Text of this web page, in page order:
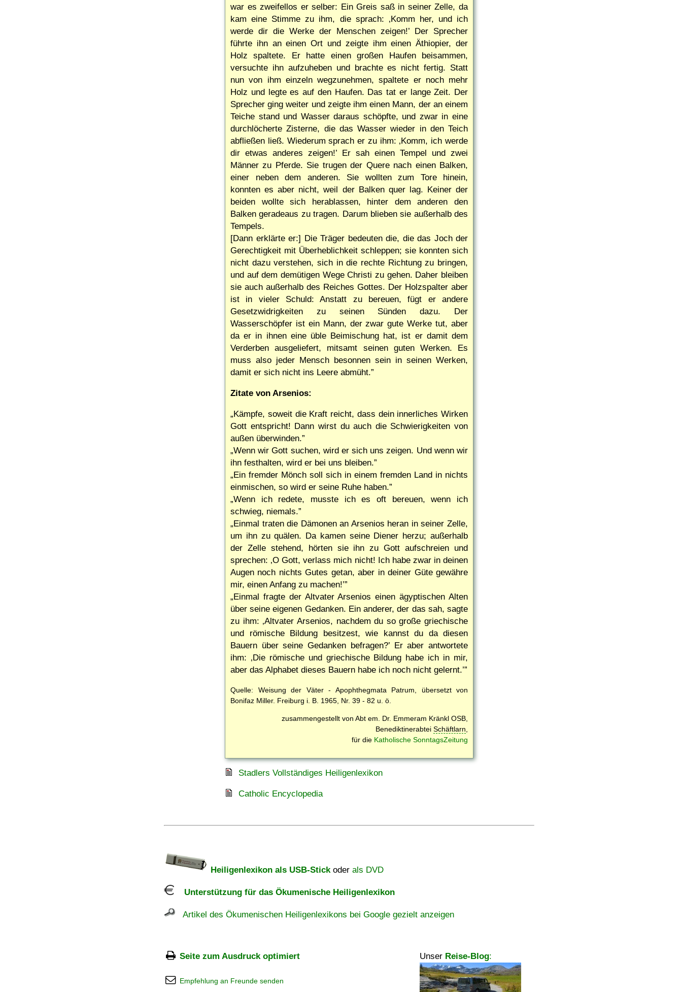
war es zweifellos er selber: Ein Greis saß in seiner Zelle, da
kam eine Stimme zu ihm, die sprach:
Komm her, und ich
werde dir die Werke der Menschen zeigen!
Der Sprecher
führte ihn an einen Ort und zeigte ihm einen Äthiopier, der
Holz spaltete. Er hatte einen großen Haufen beisammen,
versuchte ihn aufzuheben und brachte es nicht fertig. Statt
nun von ihm einzeln wegzunehmen, spaltete er noch mehr
Holz und legte es auf den Haufen. Das tat er lange Zeit. Der
Sprecher ging weiter und zeigte ihm einen Mann, der an einem
Teiche stand und Wasser daraus schöpfte, und zwar in eine
durchlöcherte Zisterne, die das Wasser wieder in den Teich
abfließen ließ. Wiederum sprach er zu ihm: Komm, ich werde
dir etwas anderes zeigen!
Er sah einen Tempel und zwei
Männer zu Pferde. Sie trugen der Quere nach einen Balken,
einer neben dem anderen. Sie wollten zum Tore hinein,
konnten es aber nicht, weil der Balken quer lag. Keiner der
beiden wollte sich herablassen, hinter dem anderen den
Balken geradeaus zu tragen. Darum blieben sie außerhalb des
Tempels.
[Dann erklärte er:] Die Träger bedeuten die, die das Joch der
Gerechtigkeit mit Überheblichkeit schleppen; sie konnten sich
nicht dazu verstehen, sich in die rechte Richtung zu bringen,
und auf dem demütigen Wege Christi zu gehen. Daher bleiben
sie auch außerhalb des Reiches Gottes. Der Holzspalter aber
ist in vieler Schuld: Anstatt zu bereuen, fügt er andere
Gesetzwidrigkeiten zu seinen Sünden dazu. Der
Wasserschöpfer ist ein Mann, der zwar gute Werke tut, aber
da er in ihnen eine üble Beimischung hat, ist er damit dem
Verderben ausgeliefert, mitsamt seinen guten Werken. Es
muss also jeder Mensch besonnen sein in seinen Werken,
damit er sich nicht ins Leere abmüht.
Zitate von Arsenios:
Kämpfe, soweit die Kraft reicht, dass dein innerliches Wirken
Gott entspricht! Dann wirst du auch die Schwierigkeiten von
außen überwinden.
Wenn wir Gott suchen, wird er sich uns zeigen. Und wenn wir
ihn festhalten, wird er bei uns bleiben.
Ein fremder Mönch soll sich in einem fremden Land in nichts
einmischen, so wird er seine Ruhe haben.
Wenn ich redete, musste ich es oft bereuen, wenn ich
schwieg, niemals.
Einmal traten die Dämonen an Arsenios heran in seiner Zelle,
um ihn zu quälen. Da kamen seine Diener herzu; außerhalb
der Zelle stehend, hörten sie ihn zu Gott aufschreien und
sprechen: O Gott, verlass mich nicht! Ich habe zwar in deinen
Augen noch nichts Gutes getan, aber in deiner Güte gewähre
mir, einen Anfang zu machen!
Einmal fragte der Altvater Arsenios einen ägyptischen Alten
über seine eigenen Gedanken. Ein anderer, der das sah, sagte
zu ihm: Altvater Arsenios, nachdem du so große griechische
und römische Bildung besitzest, wie kannst du da diesen
Bauern über seine Gedanken befragen?Er aber antwortete
ihm:
Die römische und griechische Bildung habe ich in mir,
aber das Alphabet dieses Bauern habe ich noch nicht gelernt.
Quelle: Weisung der Väter - Apophthegmata Patrum, übersetzt von
Bonifaz Miller. Freiburg i. B. 1965, Nr. 39 - 82 u. ö.
zusammengestellt von Abt em. Dr. Emmeram Kränkl OSB,
Benediktinerabtei Schäftlarn,
für die Katholische SonntagsZeitung
Stadlers Vollständiges Heiligenlexikon
Catholic Encyclopedia
Heiligenlexikon als USB-Stickoder als DVD
Unterstützung für das Ökumenische Heiligenlexikon
Artikel des Ökumenischen Heiligenlexikons bei Google gezielt anzeigen
Seite zum Ausdruck optimiert Unser Reise-Blog:
Empfehlung an Freunde senden